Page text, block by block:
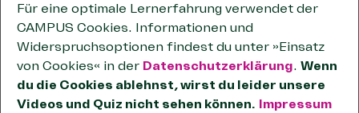
Für eine optimale Lernerfahrung verwendet der
CAMPUS Cookies. Informationen und
Widerspruchsoptionen findest du unter »Einsatz
von Cookies« in der Datenschutzerklärung. Wenn
du die Cookies ablehnst, wirst du leider unsere
Videos und Quiz nicht sehen können. Impressum
Unternehmenskooperationen
Kooperationen wirksam planen
Tipps zum wirtschaftlichen Geschäftsbetrieb
Passende Förderstiftungen finden